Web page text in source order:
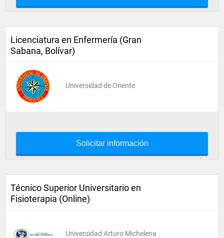
Licenciatura en Enfermería (Gran
Sabana, Bolívar)
Universidad de Oriente
Solicitar información
Técnico Superior Universitario en
Fisioterapia (Online)
Universidad Arturo Michelena